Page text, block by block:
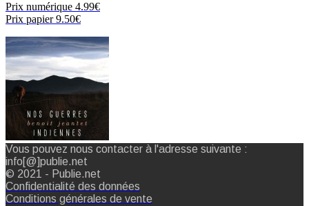
Prix numérique 4.99€
Prix papier9.50€
Vous pouvez nous contacter à l'adresse suivante :
info[@]publie.net
© 2021 - Publie.net
Confidentialité des données
Conditions générales de vente